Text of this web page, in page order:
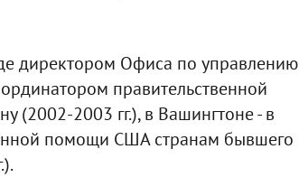
директором Офиса по управлению
правительственной
2003 гг.), в Вашингтоне - в
помощи США странам бывшего